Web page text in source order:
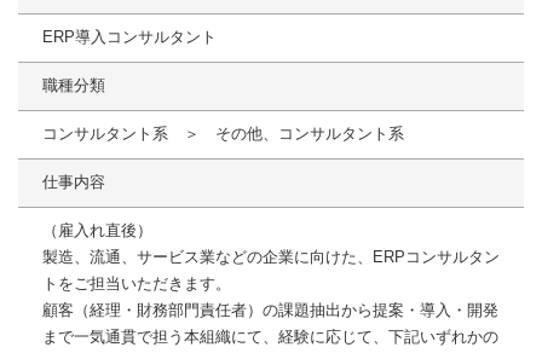
ERP導入コンサルタント
職種分類
コンサルタント系 ＞ その他、コンサルタント系
仕事内容
（雇入れ直後）
製造、流通、サービス業などの企業に向けた、ERPコンサルタン
トをご担当いただきます。
顧客（経理・財務部門責任者）の課題抽出から提案・導入・開発
まで一気通貫で担う本組織にて、経験に応じて、下記いずれかの